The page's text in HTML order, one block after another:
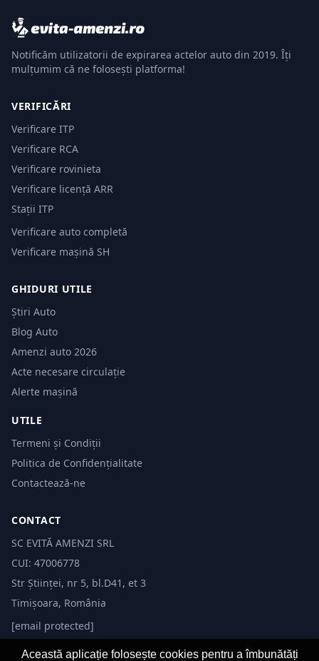
Notificăm utilizatorii de expirarea actelor auto din 2019. Îți
mulțumim că ne folosești platforma!
VERIFICĂRI
Verificare ITP
Verificare RCA
Verificare rovinieta
Verificare licență ARR
Stații ITP
Verificare auto completă
Verificare mașină SH
GHIDURI UTILE
Știri Auto
Blog Auto
Amenzi auto 2026
Acte necesare circulație
Alerte mașină
UTILE
Termeni și Condiții
Politica de Confidențialitate
Contactează-ne
CONTACT
SC EVITĂ AMENZI SRL
CUI: 47006778
Str Științei, nr 5, bl.D41, et 3
Timișoara, România
[email protected]
Această aplicație folosește cookies pentru a îmbunătăți